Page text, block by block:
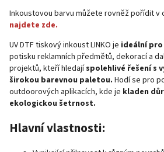
Inkoustovou barvu můžete rovněž pořídit v
najdete zde.
UV DTF tiskový inkoust LINKO je ideální
potisku reklamních předmětů, dekorací a
projektů, kteří hledajíspolehlivé řešení s
širokou barevnou paletou. Hodí se pro
outdoorových aplikacích, kde je kladen
ekologickou šetrnost.
Hlavní vlastnosti: